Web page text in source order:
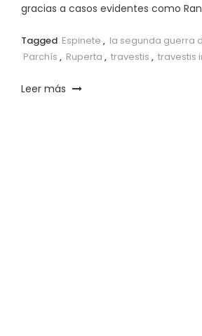
gracias a casos evidentes como
Tagged Espinete , la segunda guerra
Parchís , Ruperta , travestis , travestis
Leer más